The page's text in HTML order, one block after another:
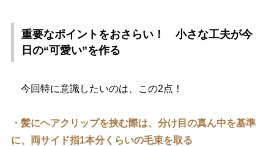
重要なポイントをおさらい！ 小さな工夫が今
日の“可愛い”を作る
今回特に意識したいのは、この2点！
・髪にヘアクリップを挟む際は、分け目の真ん中を基準
に、両サイド指1本分くらいの毛束を取る